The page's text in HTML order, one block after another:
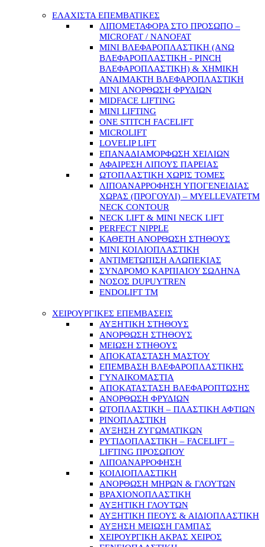
ΕΛΑΧΙΣΤΑ ΕΠΕΜΒΑΤΙΚΕΣ
ΛΙΠΟΜΕΤΑΦΟΡΑ ΣΤΟ ΠΡΟΣΩΠΟ –
MICROFAT / NANOFAT
MINI ΒΛΕΦΑΡΟΠΛΑΣΤΙΚΗ (ΑΝΩ
ΒΛΕΦΑΡΟΠΛΑΣΤΙΚΗ - PINCH
ΒΛΕΦΑΡΟΠΛΑΣΤΙΚΗ) & ΧΗΜΙΚΗ
ΑΝΑΙΜΑΚΤΗ ΒΛΕΦΑΡΟΠΛΑΣΤΙΚΗ
MINI ΑΝΟΡΘΩΣΗ ΦΡΥΔΙΩΝ
MIDFACE LIFTING
MINI LIFTING
ONE STITCH FACELIFT
MICROLIFT
LOVELIP LIFT
ΕΠΑΝΑΔΙΑΜΟΡΦΩΣΗ ΧΕΙΛΙΩΝ
ΑΦΑΙΡΕΣΗ ΛΙΠΟΥΣ ΠΑΡΕΙΑΣ
ΩΤΟΠΛΑΣΤΙΚΗ ΧΩΡΙΣ ΤΟΜΕΣ
ΛΙΠΟΑΝΑΡΡΟΦΗΣΗ ΥΠΟΓΕΝΕΙΔΙΑΣ
ΧΩΡΑΣ (ΠΡΟΓΟΥΛΙ) – MYELLEVATETM
NECK CONTOUR
NECK LIFT & MINI NECK LIFT
PERFECT NIPPLE
ΚΑΘΕΤΗ ΑΝΟΡΘΩΣΗ ΣΤΗΘΟΥΣ
MINI ΚΟΙΛΙΟΠΛΑΣΤΙΚΗ
ΑΝΤΙΜΕΤΩΠΙΣΗ ΑΛΩΠΕΚΙΑΣ
ΣΥΝΔΡΟΜΟ ΚΑΡΠΙΑΙΟΥ ΣΩΛΗΝΑ
ΝΟΣΟΣ DUPUYTREN
ENDOLIFT TM
ΧΕΙΡΟΥΡΓΙΚΕΣ ΕΠΕΜΒΑΣΕΙΣ
ΑΥΞΗΤΙΚΗ ΣΤΗΘΟΥΣ
ΑΝΟΡΘΩΣΗ ΣΤΗΘΟΥΣ
ΜΕΙΩΣΗ ΣΤΗΘΟΥΣ
ΑΠΟΚΑΤΑΣΤΑΣΗ ΜΑΣΤΟΥ
ΕΠΕΜΒΑΣΗ ΒΛΕΦΑΡΟΠΛΑΣΤΙΚΗΣ
ΓΥΝΑΙΚΟΜΑΣΤΙΑ
ΑΠΟΚΑΤΑΣΤΑΣΗ ΒΛΕΦΑΡΟΠΤΩΣΗΣ
ΑΝΟΡΘΩΣΗ ΦΡΥΔΙΩΝ
ΩΤΟΠΛΑΣΤΙΚΗ – ΠΛΑΣΤΙΚΗ ΑΦΤΙΩΝ
ΡΙΝΟΠΛΑΣΤΙΚΗ
ΑΥΞΗΣΗ ΖΥΓΩΜΑΤΙΚΩΝ
ΡΥΤΙΔΟΠΛΑΣΤΙΚΗ – FACELIFT –
LIFTING ΠΡΟΣΩΠΟΥ
ΛΙΠΟΑΝΑΡΡΟΦΗΣΗ
ΚΟΙΛΙΟΠΛΑΣΤΙΚΗ
ΑΝΟΡΘΩΣΗ ΜΗΡΩΝ & ΓΛΟΥΤΩΝ
ΒΡΑΧΙΟΝΟΠΛΑΣΤΙΚΗ
ΑΥΞΗΤΙΚΗ ΓΛΟΥΤΩΝ
ΑΥΞΗΤΙΚΗ ΠΕΟΥΣ & ΑΙΔΙΟΠΛΑΣΤΙΚΗ
ΑΥΞΗΣΗ ΜΕΙΩΣΗ ΓΑΜΠΑΣ
ΧΕΙΡΟΥΡΓΙΚΗ ΑΚΡΑΣ ΧΕΙΡΟΣ